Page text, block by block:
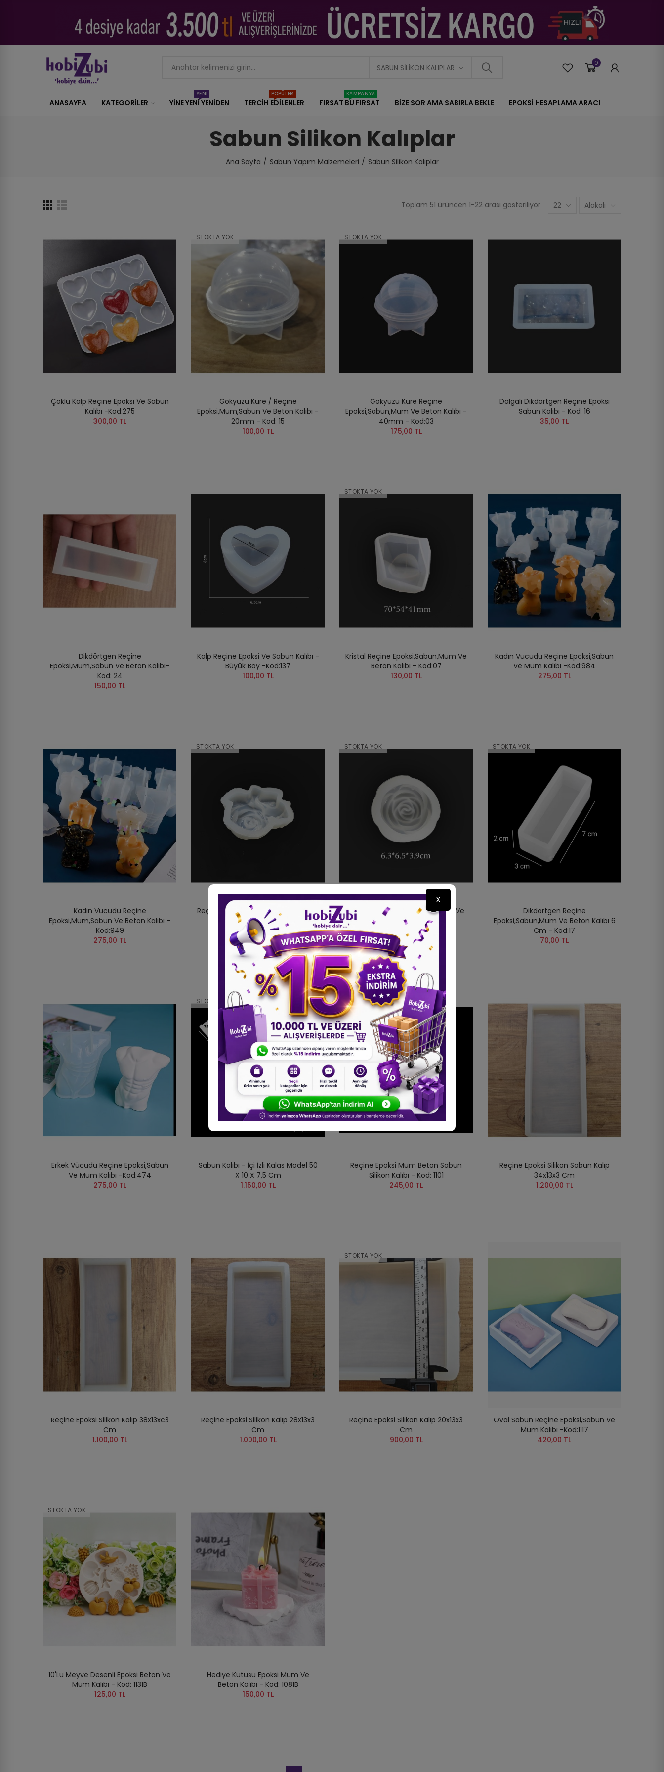
SABUN SILIKON KALIPLAR 0
ANASAYFA KATEGORILER YİNE YENİ YENİDEN
YENİ
TERCİH EDİLENLER
POPÜLER
FIRSAT BU FIRSAT
KAMPANYA
BİZE SOR AMA SABIRLA BEKLE EPOKSİ HESAPLAMA ARACI
Sabun Silikon Kalıplar
Ana Sayfa Sabun Yapım Malzemeleri Sabun Silikon Kalıplar
Toplam 51 üründen 1-22 arası gösteriliyor 22 Alakalı
Çoklu Kalp Reçine Epoksi Ve Sabun
Kalıbı -Kod:275
300,00 TL
STOKTA YOK
Gökyüzü Küre / Reçine
Epoksi,Mum,Sabun Ve Beton Kalıbı -
20mm - Kod: 15
100,00 TL
STOKTA YOK
Gökyüzü Küre Reçine
Epoksi,Sabun,Mum Ve Beton Kalıbı -
40mm - Kod:03
175,00 TL
Dalgalı Dikdörtgen Reçine Epoksi
Sabun Kalıbı - Kod: 16
35,00 TL
Dikdörtgen Reçine
Epoksi,Mum,Sabun Ve Beton Kalıbı-
Kod: 24
150,00 TL
Kalp Reçine Epoksi Ve Sabun Kalıbı -
Büyük Boy -Kod:137
100,00 TL
STOKTA YOK
Kristal Reçine Epoksi,Sabun,Mum Ve
Beton Kalıbı - Kod:07
130,00 TL
Kadın Vucudu Reçine Epoksi,Sabun
Ve Mum Kalıbı -Kod:984
275,00 TL
Kadın Vucudu Reçine
Epoksi,Mum,Sabun Ve Beton Kalıbı -
Kod:949
275,00 TL
STOKTA YOK
Reçine Epoksi,Sabun,Mum Ve Beton
Kalıbı- Mini Gül -Kod:38
150,00 TL
STOKTA YOK
Reçine Epoksi Gül, Sabun, Mum Ve
Beton Kalıbı -Kod:39
100,00 TL
STOKTA YOK
Dikdörtgen Reçine
Epoksi,Sabun,Mum Ve Beton Kalıbı 6
Cm - Kod:17
70,00 TL
Erkek Vücudu Reçine Epoksi,Sabun
Ve Mum Kalıbı -Kod:474
275,00 TL
STOKTA YOK
Sabun Kalıbı - İçi İzli Kalas Model 50
X 10 X 7,5 Cm
1.150,00 TL
Reçine Epoksi Mum Beton Sabun
Silikon Kalıbı - Kod: 1101
245,00 TL
Reçine Epoksi Silikon Sabun Kalıp
34x13x3 Cm
1.200,00 TL
Reçine Epoksi Silikon Kalıp 38x13xc3
Cm
1.100,00 TL
Reçine Epoksi Silikon Kalıp 28x13x3
Cm
1.000,00 TL
STOKTA YOK
Reçine Epoksi Silikon Kalıp 20x13x3
Cm
900,00 TL
Oval Sabun Reçine Epoksi,Sabun Ve
Mum Kalıbı -Kod:1117
420,00 TL
STOKTA YOK
10'lu Meyve Desenli Epoksi Beton Ve
Mum Kalıbı - Kod: 1131B
125,00 TL
Hediye Kutusu Epoksi Mum Ve
Beton Kalıbı - Kod: 1081B
150,00 TL
X